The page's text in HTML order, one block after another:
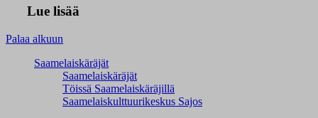
Lue lisää
Palaa alkuun
Saamelaiskäräjät
Saamelaiskäräjät
Töissä Saamelaiskäräjillä
Saamelaiskulttuuri­keskus Sajos